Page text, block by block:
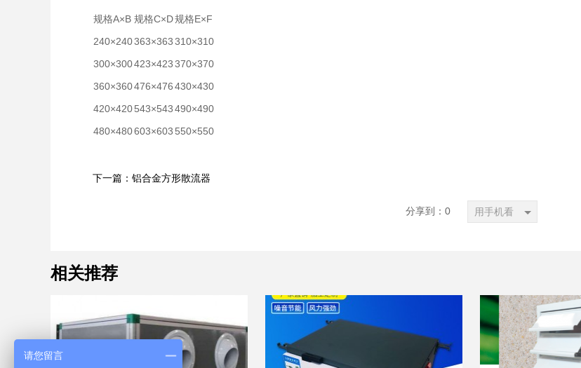
规格A×B 规格C×D规格E×F
240×240363×363310×310
300×300423×423370×370
360×360476×476430×430
420×420543×543490×490
480×480603×603 550×550
下一篇：铝合金方形散流器
分享到： 0 用手机看
相关推荐
请您留言